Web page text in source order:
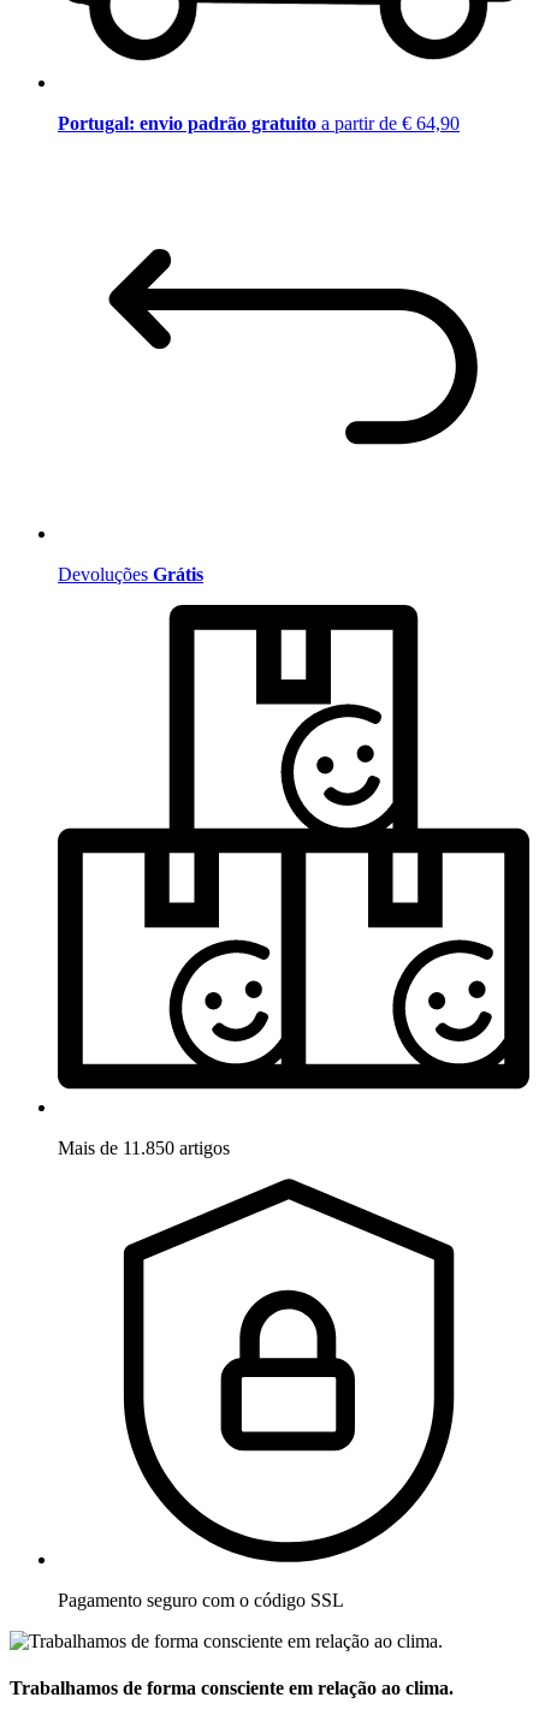
Portugal: envio padrão gratuito a partir de € 64,90
Devoluções Grátis
Mais de 11.850 artigos
Pagamento seguro com o código SSL
Trabalhamos de forma consciente em relação ao clima.